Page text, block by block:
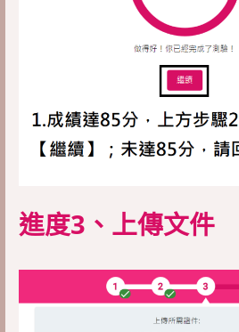
進度3、上傳文件